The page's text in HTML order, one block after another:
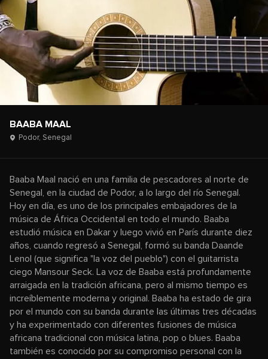
BAABA MAAL
Podor, Senegal
Baaba Maal nació en una familia de pescadores al norte de
Senegal, en la ciudad de Podor, a lo largo del río Senegal.
Hoy en día, es uno de los principales embajadores de la
música de África Occidental en todo el mundo. Baaba
estudió música en Dakar y luego vivió en París durante diez
años, cuando regresó a Senegal, formó su banda Daande
Lenol (que significa "la voz del pueblo") con el guitarrista
ciego Mansour Seck. La voz de Baaba está profundamente
arraigada en la tradición africana, pero al mismo tiempo es
increíblemente moderna y original. Baaba ha estado de gira
por el mundo con su banda durante las últimas tres décadas
y ha experimentado con diferentes fusiones de música
africana tradicional con música latina, pop o blues. Baaba
también es conocido por su compromiso personal con la